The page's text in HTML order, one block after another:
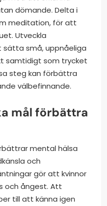
dömande. Delta i
meditation, för att
Utveckla
små, uppnåeliga
samtidigt som trycket
steg kan förbättra
välbefinnande.
mål förbättra
mental hälsa
och
gör att kvinnor
och ångest. Att
till att känna igen